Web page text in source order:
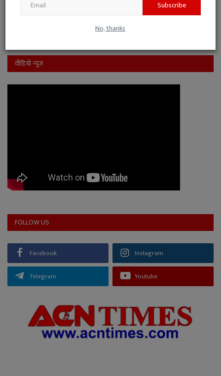
Subscribe
No, thanks
वीडियो न्यूज
FOLLOW US
Facebook Instagram
Telegram Youtube